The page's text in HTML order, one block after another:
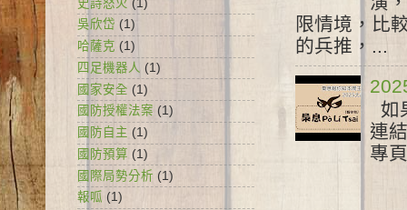
限情境，比
的兵推，...
如
連
專
史詩怒火 (1)
吳欣岱 (1)
哈薩克 (1)
四足機器人 (1)
國家安全 (1)
國防授權法案 (1)
國防自主 (1)
國防預算 (1)
國際局勢分析 (1)
報呱 (1)